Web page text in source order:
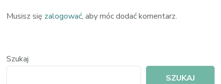
Musisz się zalogować, aby móc dodać komentarz.
Szukaj
SZUKAJ